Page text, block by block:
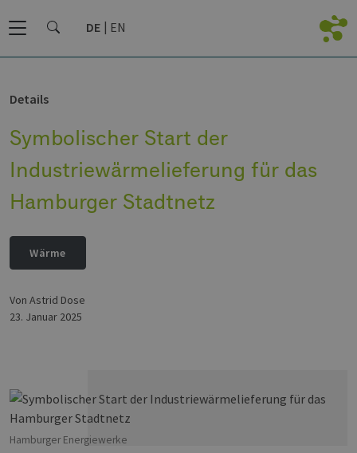
DE EN
Details
Symbolischer Start der
Industriewärmelieferung für das
Hamburger Stadtnetz
Wärme
Hamburger Energiewerke
von Astrid Dose
23. Januar 2025